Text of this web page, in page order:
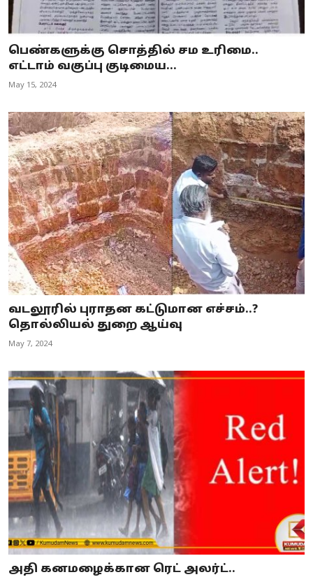
பெண்களுக்கு சொத்தில் சம உரிமை..
எட்டாம் வகுப்பு குடிமைய...
May 15, 2024
வடலூரில் புராதன கட்டுமான எச்சம்..?
தொல்லியல் துறை ஆய்வு
May 7, 2024
அதி கனமழைக்கான ரெட் அலர்ட்..